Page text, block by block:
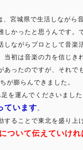
宮城県で生活しながら
かったと思うんです。
ながらプロとして音楽
初は音楽の力を信じき
ったのですが、それで
が膨らんできました。
を運んでくださいまし
ています。
ることで東北を盛り上
ついて伝えていけれ